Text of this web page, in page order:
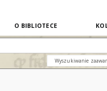
O BIBLIOTECE
Wyszukiwanie